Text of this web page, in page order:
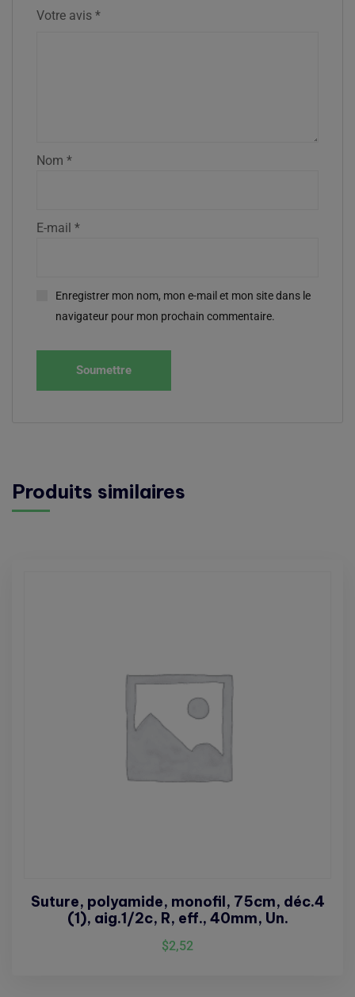
Votre avis *
Nom *
E-mail *
Enregistrer mon nom, mon e-mail et mon site dans le
navigateur pour mon prochain commentaire.
Produits similaires
Suture, polyamide, monofil, 75cm, déc.4
(1), aig.1/2c, R, eff., 40mm, Un.
$2,52